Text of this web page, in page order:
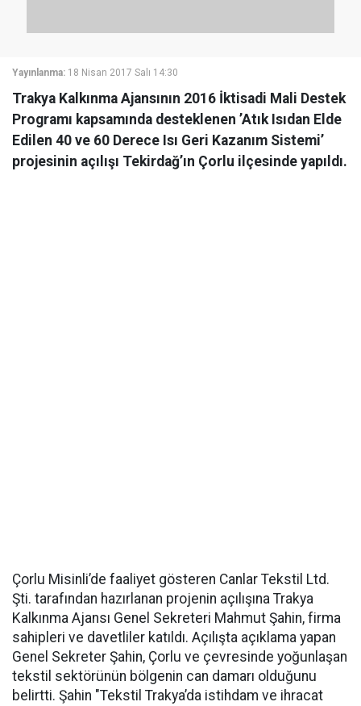
Yayınlanma: 18 Nisan 2017 Salı 14:30
Trakya Kalkınma Ajansının 2016 İktisadi Mali Destek
Programı kapsamında desteklenen ’Atık Isıdan Elde
Edilen 40 ve 60 Derece Isı Geri Kazanım Sistemi’
projesinin açılışı Tekirdağ’ın Çorlu ilçesinde yapıldı.
Çorlu Misinli’de faaliyet gösteren Canlar Tekstil Ltd.
Şti. tarafından hazırlanan projenin açılışına Trakya
Kalkınma Ajansı Genel Sekreteri Mahmut Şahin, firma
sahipleri ve davetliler katıldı. Açılışta açıklama yapan
Genel Sekreter Şahin, Çorlu ve çevresinde yoğunlaşan
tekstil sektörünün bölgenin can damarı olduğunu
belirtti. Şahin "Tekstil Trakya’da istihdam ve ihracat